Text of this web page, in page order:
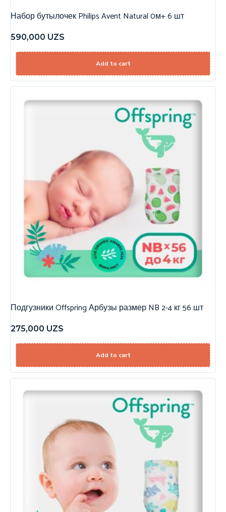
Набор бутылочек Philips Avent Natural 0м+ 6 шт
590,000 UZS
Add to cart
Подгузники Offspring Арбузы размер NB 2-4 кг 56 шт
275,000 UZS
Add to cart